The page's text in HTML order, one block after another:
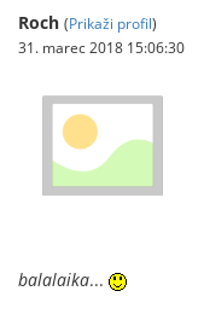
Roch (Prikaži profil)
31. marec 2018 15:06:30
balalaika...